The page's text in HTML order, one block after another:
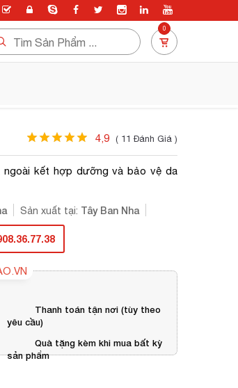
0
4,9 ( 11 Đánh Giá )
kết hợp dưỡng và bảo vệ da
Sản xuất tại: Tây Ban Nha
Thanh toán tận nơi (tùy theo
yêu cầu)
Quà tặng kèm khi mua bất kỳ
sản phẩm